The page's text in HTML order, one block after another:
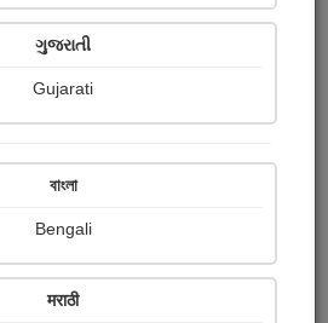
Ratings
with your friends :
ગુજરાતી
Gujarati
বাংলা
Bengali
मराठी